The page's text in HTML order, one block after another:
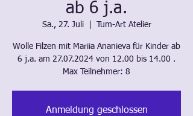
ab 6 j.a.
Sa., 27. Juli
  |
Tum-Art Atelier
Wolle Filzen mit Mariia Ananieva für Kinder ab
6 j.a. am 27.07.2024 von 12.00 bis 14.00 .
Max Teilnehmer: 8
Anmeldung geschlossen